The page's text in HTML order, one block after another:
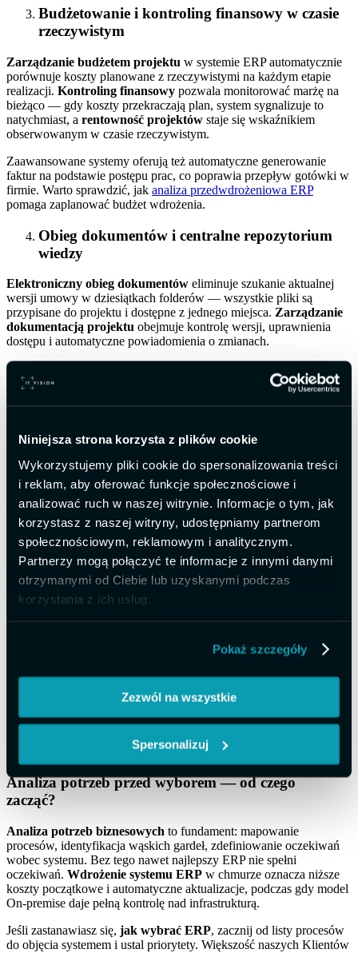
Niniejsza strona korzysta z plików cookie
Wykorzystujemy pliki cookie do spersonalizowania treści
i reklam, aby oferować funkcje społecznościowe i
analizować ruch w naszej witrynie. Informacje o tym, jak
korzystasz z naszej witryny, udostępniamy partnerom
społecznościowym, reklamowym i analitycznym.
Partnerzy mogą połączyć te informacje z innymi danymi
otrzymanymi od Ciebie lub uzyskanymi podczas
korzystania z ich usług.
Pokaż szczegóły
Zezwól na wszystkie
Spersonalizuj
Budżetowanie i kontroling finansowy w czasie
rzeczywistym
Zarządzanie budżetem projektu w systemie ERP automatycznie
porównuje koszty planowane z rzeczywistymi na każdym etapie
realizacji. Kontroling finansowy pozwala monitorować marżę na
bieżąco — gdy koszty przekraczają plan, system sygnalizuje to
natychmiast, a rentowność projektów staje się wskaźnikiem
obserwowanym w czasie rzeczywistym.
Zaawansowane systemy oferują też automatyczne generowanie
faktur na podstawie postępu prac, co poprawia przepływ gotówki w
firmie. Warto sprawdzić, jak analiza przedwdrożeniowa ERP
pomaga zaplanować budżet wdrożenia.
Obieg dokumentów i centralne repozytorium
wiedzy
Elektroniczny obieg dokumentów eliminuje szukanie aktualnej
wersji umowy w dziesiątkach folderów — wszystkie pliki są
przypisane do projektu i dostępne z jednego miejsca. Zarządzanie
dokumentacją projektu obejmuje kontrolę wersji, uprawnienia
dostępu i automatyczne powiadomienia o zmianach.
Centralne repozytorium buduje też pamięć organizacyjną — nowy
pracownik przejmujący projekt ma natychmiastowy dostęp do
pełnej historii. Więcej o porządkowaniu dokumentów znajdziesz w
materiale ozarządzaniu dokumentacją w firmie.
Raportowanie i analityka Business Intelligence
(BI)
Raportowanie w ERPprzekształca surowe dane w konkretne
decyzje. Pulpity menedżerskie pokazują kondycję firmy jednym
rzutem oka.Analityka biznesowa idzie dalej — na podstawie
danych historycznych identyfikuje wzorce i pozwala przewidywać
ryzyka, zamiast na nie reagować.
Wskaźniki KPI w projektach— odchylenie kosztowe,
wykorzystanie zasobów, marża — stają się codziennym narzędziem
kierownika. Narzędzia takie jak
interaktywne dashboardy dopasowane do potrzeb każdego
potrzeb Twojej firmy?
Wiedza o funkcjach to początek. Równie ważny jest sam proces
wyboru — metodyczny, oparty na danych i realnych potrzebach
Analiza potrzeb przed wyborem — od czego
zacząć?
Analiza potrzeb biznesowych to fundament: mapowanie
procesów, identyfikacja wąskich gardeł, zdefiniowanie oczekiwań
wobec systemu. Bez tego nawet najlepszy ERP nie spełni
oczekiwań. Wdrożenie systemu ERP w chmurze oznacza niższe
koszty początkowe i automatyczne aktualizacje, podczas gdy model
On-premise daje pełną kontrolę nad infrastrukturą.
Jeśli zastanawiasz się, jak wybrać ERP, zacznij od listy procesów
do objęcia systemem i ustal priorytety. Większość naszych Klientów